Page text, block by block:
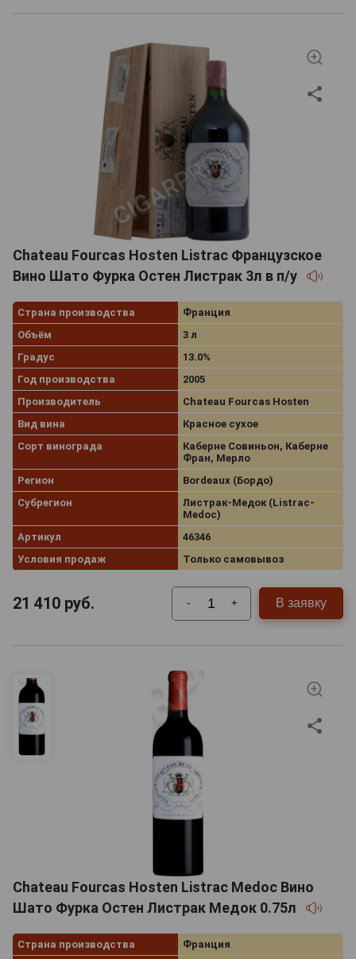
Chateau Fourcas Hosten Listrac Французское
Вино Шато Фурка Остен Листрак 3л в п/у
Страна производства
Франция
Объём
3 л
Градус
13.0%
Год производства
2005
Производитель
Chateau Fourcas Hosten
Вид вина
Красное сухое
Сорт винограда
Каберне Совиньон, Каберне
Фран, Мерло
Регион
Bordeaux (Бордо)
Субрегион
Листрак-Медок (Listrac-
Medoc)
Артикул
46346
Условия продаж
Только самовывоз
21 410 руб. - + В заявку
Chateau Fourcas Hosten Listrac Medoc Вино
Шато Фурка Остен Листрак Медок 0.75л
Страна производства
Франция